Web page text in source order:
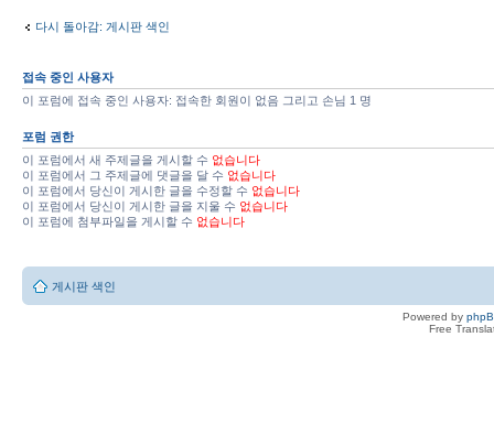
다시 돌아감: 게시판 색인
접속 중인 사용자
이 포럼에 접속 중인 사용자: 접속한 회원이 없음 그리고 손님 1 명
포럼 권한
이 포럼에서 새 주제글을 게시할 수 없습니다
이 포럼에서 그 주제글에 댓글을 달 수 없습니다
이 포럼에서 당신이 게시한 글을 수정할 수 없습니다
이 포럼에서 당신이 게시한 글을 지울 수 없습니다
이 포럼에 첨부파일을 게시할 수 없습니다
게시판 색인
Powered by
Free